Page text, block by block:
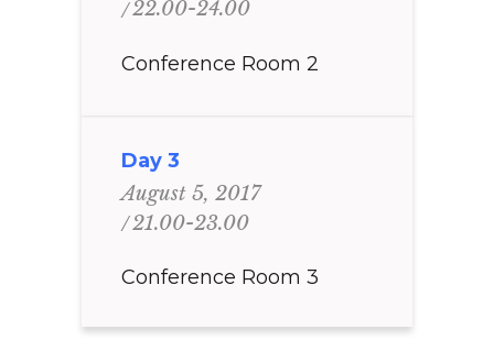
22.00-24.00
Conference Room 2
Day 3
August 5, 2017
21.00-23.00
Conference Room 3